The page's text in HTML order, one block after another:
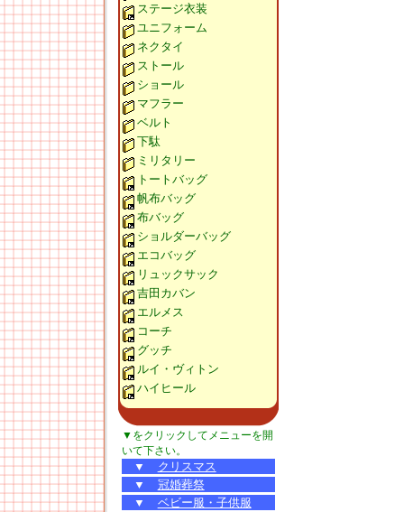
ステージ衣装
ユニフォーム
ネクタイ
ストール
ショール
マフラー
ベルト
下駄
ミリタリー
トートバッグ
帆布バッグ
布バッグ
ショルダーバッグ
エコバッグ
リュックサック
吉田カバン
エルメス
コーチ
グッチ
ルイ・ヴィトン
ハイヒール
▼をクリックしてメニューを開
いて下さい。
▼
クリスマス
▼
冠婚葬祭
▼
ベビー服・子供服